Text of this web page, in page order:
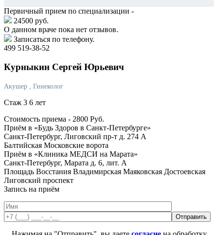
Первичный прием по специализации -
24500 руб.
О данном враче пока нет отзывов.
Записаться по телефону.
499 519-38-52
Курныкин Сергей Юрьевич
Акушер , Гинеколог
Стаж 3 6 лет
Стоимость приема - 2800 Руб.
Приём в «Будь Здоров в Санкт-Петербурге»
Санкт-Петербург, Лиговский пр-т д. 274 А
Балтийская Московские ворота
Приём в «Клиника МЕДСИ на Марата»
Санкт-Петербург, Марата д. 6, лит. А
Площадь Восстания Владимирская Маяковская Достоевская
Лиговский проспект
Запись на приём